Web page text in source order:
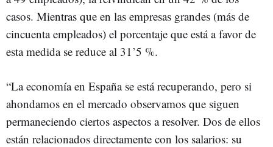
casos. Mientras que en las empresas grandes (más de
cincuenta empleados) el porcentaje que está a favor de
esta medida se reduce al 31’5 %.
“La economía en España se está recuperando, pero si
ahondamos en el mercado observamos que siguen
permaneciendo ciertos aspectos a resolver. Dos de ellos
están relacionados directamente con los salarios: su